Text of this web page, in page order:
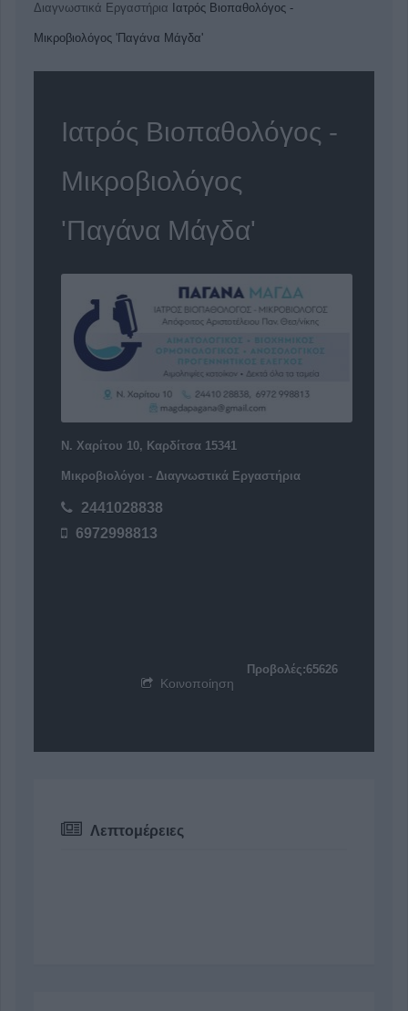
Διαγνωστικά Εργαστήρια Ιατρός Βιοπαθολόγος -
Μικροβιολόγος 'Παγάνα Μάγδα'
Ιατρός Βιοπαθολόγος -
Μικροβιολόγος
'Παγάνα Μάγδα'
Ν. Χαρίτου 10, Καρδίτσα 15341
Μικροβιολόγοι - Διαγνωστικά Εργαστήρια
2441028838
6972998813
Προβολές:65626
Κοινοποίηση
Λεπτομέρειες